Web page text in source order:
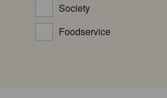
Society
Foodservice